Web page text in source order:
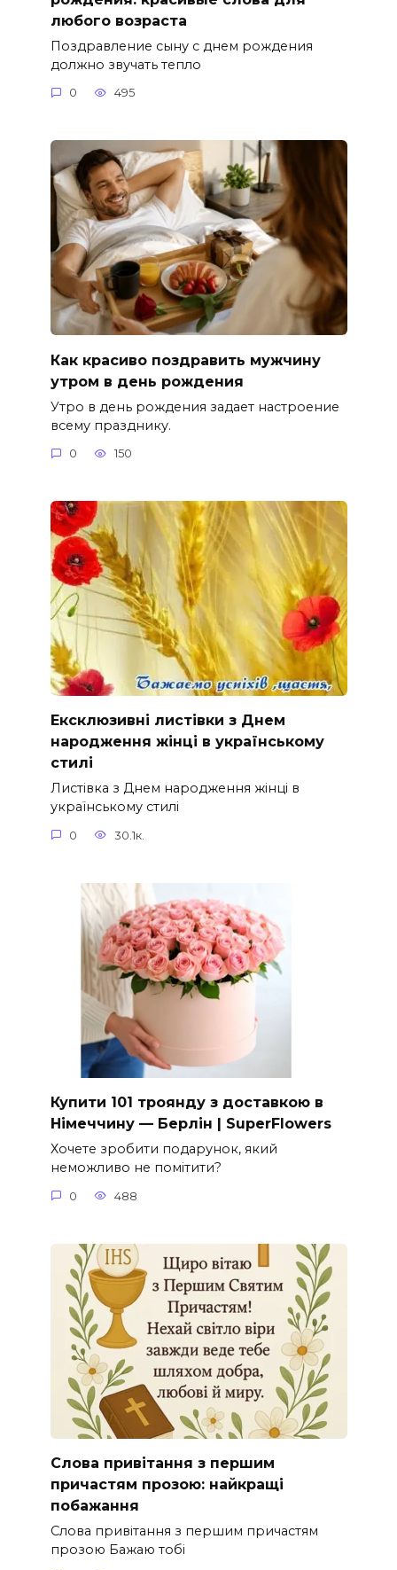
любого возраста
Поздравление сыну с днем рождения
должно звучать тепло
0 495
Как красиво поздравить мужчину
утром в день рождения
Утро в день рождения задает настроение
всему празднику.
0 150
Ексклюзивні листівки з Днем
народження жінці в українському
стилі
Листівка з Днем народження жінці в
українському стилі
0 30.1к.
Купити 101 троянду з доставкою в
Німеччину — Берлін | SuperFlowers
Хочете зробити подарунок, який
неможливо не помітити?
0 488
Слова привітання з першим
причастям прозою: найкращі
побажання
Слова привітання з першим причастям
прозою Бажаю тобі